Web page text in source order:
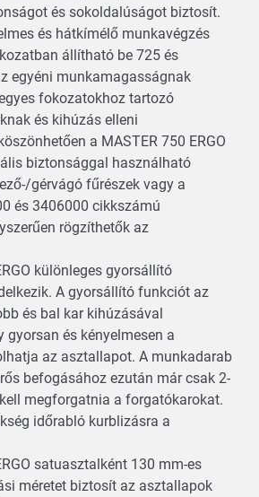
és sokoldalúságot biztosít.
és hátkímélő munkavégzés
állítható be 725 és
egyéni munkamagasságnak
fokozatokhoz tartozó
és kihúzás elleni
a MASTER 750 ERGO
biztonsággal használható
gérvágó fűrészek vagy a
és 3406000 cikkszámú
rögzíthetők az
különleges gyorsállító
A gyorsállító funkciót az
és bal kar kihúzásával
gyorsan és kényelmesen a
az asztallapot. A munkadarab
befogásához ezután már csak 2-
megforgatnia a forgatókarokat.
időrabló kurblizásra a
satuasztalként 130 mm-es
méretet biztosít az asztallapok